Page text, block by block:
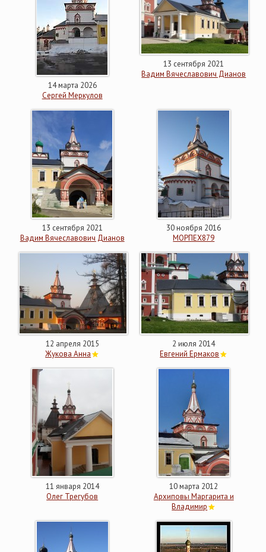
14 марта 2026
Сергей Меркулов
13 сентября 2021
Вадим Вячеславович Дианов
13 сентября 2021
Вадим Вячеславович Дианов
30 ноября 2016
МОРПЕХ879
12 апреля 2015
Жукова Анна
2 июля 2014
Евгений Ермаков
11 января 2014
Олег Трегубов
10 марта 2012
Архиповы Маргарита и
Владимир